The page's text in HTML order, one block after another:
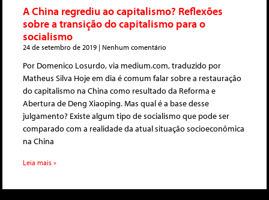
A China regrediu ao capitalismo? Reflexões
sobre a transição do capitalismo para o
socialismo
24 de setembro de 2019 Nenhum comentário
Por Domenico Losurdo, via medium.com, traduzido por
Matheus Silva Hoje em dia é comum falar sobre a restauração
do capitalismo na China como resultado da Reforma e
Abertura de Deng Xiaoping. Mas qual é a base desse
julgamento? Existe algum tipo de socialismo que pode ser
comparado com a realidade da atual situação socioeconômica
na China
Leia mais »